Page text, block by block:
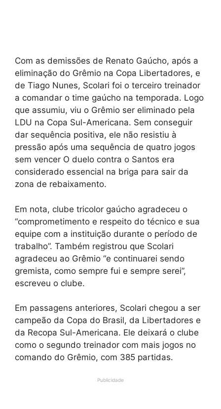
Com as demissões de Renato Gaúcho, após a
eliminação do Grêmio na Copa Libertadores, e
de Tiago Nunes, Scolari foi o terceiro treinador
a comandar o time gaúcho na temporada. Logo
que assumiu, viu o Grêmio ser eliminado pela
LDU na Copa Sul-Americana. Sem conseguir
dar sequência positiva, ele não resistiu à
pressão após uma sequência de quatro jogos
sem vencer O duelo contra o Santos era
considerado essencial na briga para sair da
zona de rebaixamento.
Em nota, clube tricolor gaúcho agradeceu o
“comprometimento e respeito do técnico e sua
equipe com a instituição durante o período de
trabalho”. Também registrou que Scolari
agradeceu ao Grêmio “e continuarei sendo
gremista, como sempre fui e sempre serei”,
escreveu o clube.
Em passagens anteriores, Scolari chegou a ser
campeão da Copa do Brasil, da Libertadores e
da Recopa Sul-Americana. Ele deixará o clube
como o segundo treinador com mais jogos no
comando do Grêmio, com 385 partidas.
Publicidade